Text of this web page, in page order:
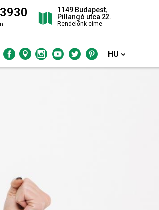
1149 Budapest,
Pillangó utca 22.
Rendelőnk címe
HU